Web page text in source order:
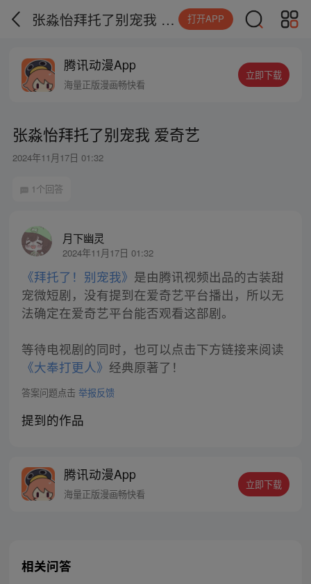
张淼怡拜托了别宠我 爱奇艺 打开APP
腾讯动漫App
海量正版漫画畅快看
立即下载
张淼怡拜托了别宠我 爱奇艺
2024年11月17日 01:32
1个回答
月下幽灵
2024年11月17日 01:32
《拜托了！别宠我》 是由腾讯视频出品的古装甜
宠微短剧，没有提到在爱奇艺平台播出，所以无
法确定在爱奇艺平台能否观看这部剧。
等待电视剧的同时，也可以点击下方链接来阅读
《大奉打更人》 经典原著了！
答案问题点击 举报反馈
提到的作品
腾讯动漫App
海量正版漫画畅快看
立即下载
相关问答